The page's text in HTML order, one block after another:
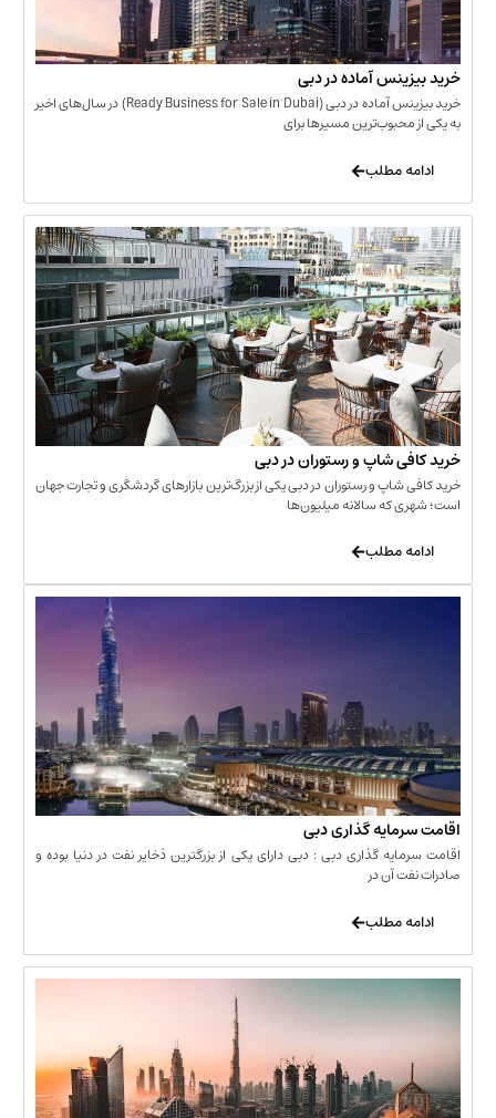
آماده در دبی
خرید بیزینس آماده در دبی (Ready Business for Sale in Dubai) در سال‌های اخیر
مسیرها برای
شاپ و رستوران در دبی
و رستوران در دبی یکی از بزرگ‌ترین بازارهای گردشگری و تجارت جهان
سالانه میلیون‌ها
گذاری دبی
گذاری دبی : دبی دارای یکی از بزرگترین ذخایر نفت در دنیا بوده و